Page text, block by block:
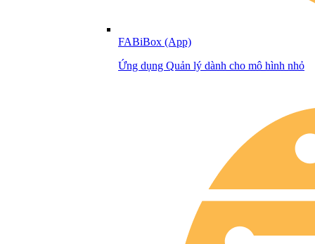
FABiBox (App)
Ứng dụng Quản lý dành cho mô hình nhỏ